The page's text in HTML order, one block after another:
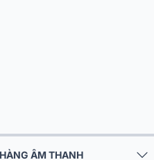
ÂM THANH